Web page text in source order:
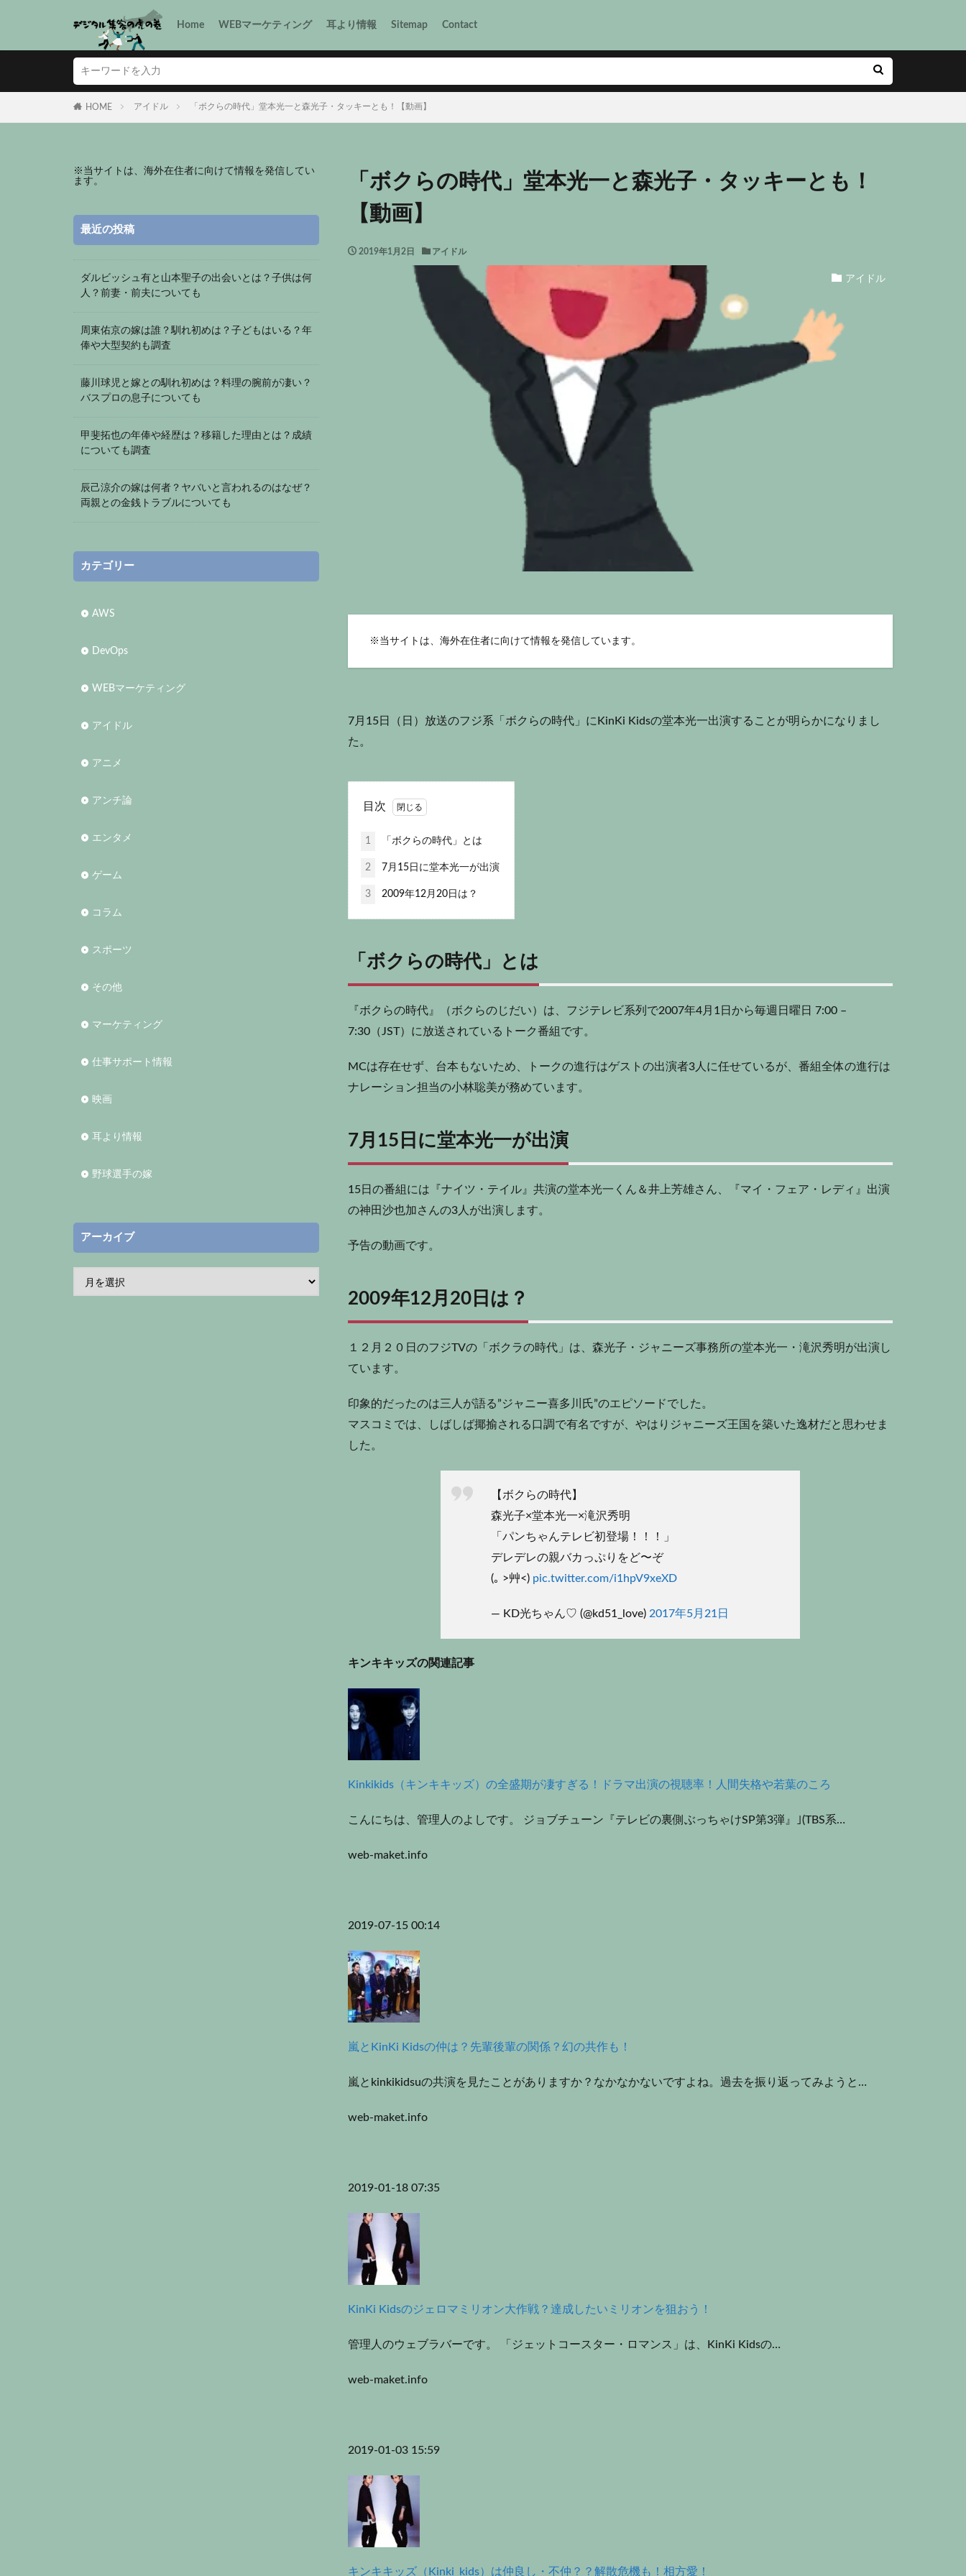
Home WEBマーケティング 耳より情報 Sitemap Contact
HOME アイドル 「ボクらの時代」堂本光一と森光子・タッキーとも！【動画】
「ボクらの時代」堂本光一と森光子・タッキーとも！
【動画】
2019年1月2日 アイドル
アイドル
※ 当サイトは、海外在住者に向けて情報を発信しています。
7月15日（日）放送のフジ系「ボクらの時代」にKinKi Kidsの堂本光一出演することが明らかになりまし
た。
目次
1 「ボクらの時代」とは
2 7月15日に堂本光一が出演
3 2009年12月20日は？
「ボクらの時代」とは
『ボクらの時代』（ボクらのじだい）は、フジテレビ系列で2007年4月1日から毎週日曜日 7:00 –
7:30（JST）に放送されているトーク番組です。
MCは存在せず、台本もないため、トークの進行はゲストの出演者3人に任せているが、番組全体の進行は
ナレーション担当の小林聡美が務めています。
7月15日に堂本光一が出演
15日の番組には『ナイツ・テイル』共演の堂本光一くん＆井上芳雄さん、『マイ・フェア・レディ』出演
の神田沙也加さんの3人が出演します。
予告の動画です。
2009年12月20日は？
１２月２０日のフジTVの「ボクラの時代」は、森光子・ジャニーズ事務所の堂本光一・滝沢秀明が出演し
ています。
印象的だったのは三人が語る”ジャニー喜多川氏”のエピソードでした。
マスコミでは、しばしば揶揄される口調で有名ですが、やはりジャニーズ王国を築いた逸材だと思わせま
した。
【ボクらの時代】
森光子×堂本光一×滝沢秀明
「パンちゃんテレビ初登場！！！」
デレデレの親バカっぷりをど〜ぞ
(｡ >艸<) pic.twitter.com/i1hpV9xeXD
— KD光ちゃん♡ (@kd51_love) 2017年5月21日
キンキキッズの関連記事
Kinkikids（キンキキッズ）の全盛期が凄すぎる！ドラマ出演の視聴率！人間失格や若葉のころ
こんにちは、管理人のよしです。 ジョブチューン『テレビの裏側ぶっちゃけSP第3弾』｣(TBS系…
web-maket.info
2019-07-15 00:14
嵐とKinKi Kidsの仲は？先輩後輩の関係？幻の共作も！
嵐とkinkikidsuの共演を見たことがありますか？なかなかないですよね。過去を振り返ってみようと…
web-maket.info
2019-01-18 07:35
KinKi Kidsのジェロマミリオン大作戦？達成したいミリオンを狙おう！
管理人のウェブラバーです。 「ジェットコースター・ロマンス」は、KinKi Kidsの…
web-maket.info
2019-01-03 15:59
キンキキッズ（Kinki_kids）は仲良し・不仲？？解散危機も！相方愛！
※ 当サイトは、海外在住者に向けて情報を発信してい
ます。
最近の投稿
ダルビッシュ有と山本聖子の出会いとは？子供は何
人？前妻・前夫についても
周東佑京の嫁は誰？馴れ初めは？子どもはいる？年
俸や大型契約も調査
藤川球児と嫁との馴れ初めは？料理の腕前が凄い？
バスプロの息子についても
甲斐拓也の年俸や経歴は？移籍した理由とは？成績
についても調査
辰己涼介の嫁は何者？ヤバいと言われるのはなぜ？
両親との金銭トラブルについても
カテゴリー
AWS
DevOps
WEBマーケティング
アイドル
アニメ
アンチ論
エンタメ
ゲーム
コラム
スポーツ
その他
マーケティング
仕事サポート情報
映画
耳より情報
野球選手の嫁
アーカイブ